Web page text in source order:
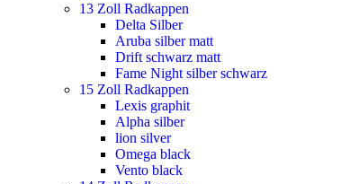
13 Zoll Radkappen
Delta Silber
Aruba silber matt
Drift schwarz matt
Fame Night silber schwarz
15 Zoll Radkappen
Lexis graphit
Alpha silber
lion silver
Omega black
Vento black